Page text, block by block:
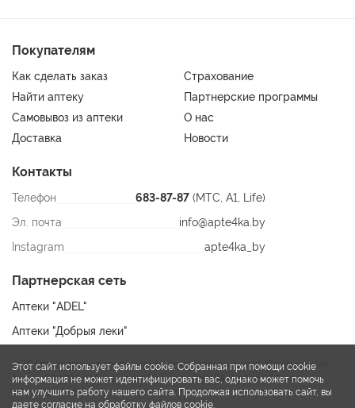
Покупателям
Как сделать заказ
Страхование
Найти аптеку
Партнерские программы
Самовывоз из аптеки
О нас
Доставка
Новости
Контакты
Телефон 683-87-87 (МТС, A1, Life)
Эл. почта
info@apte4ka.by
Instagram
apte4ka_by
Партнерская сеть
Аптеки "ADEL"
Аптеки "Добрыя леки"
ООО "Управляющая компания холдинга "Аптека групп". Юридический
адрес: 220020 г. Минск, пр-т Победителей, 84-2 офис 27. Email:
info@apte4ka.by
Этот сайт использует файлы cookie. Собранная при помощи cookie
информация не может идентифицировать вас, однако может помочь
нам улучшить работу нашего сайта. Продолжая использовать сайт, вы
даете согласие на обработку файлов cookie.